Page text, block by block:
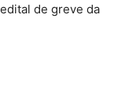
de greve da